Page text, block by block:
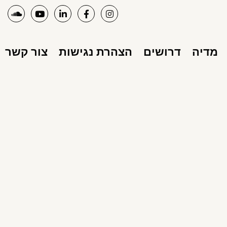
מדיה דרושים הצהרת נגישות צור קשר